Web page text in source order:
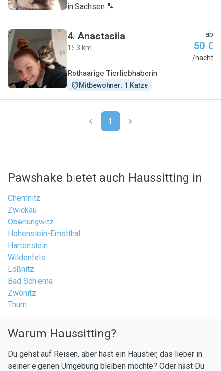
in Sachsen 🐾
A
4. Anastasiia
15.3 km
ab
50 €
/nacht
Rothaarige Tierliebhaberin
Mitbewohner: 1 Katze
1
Pawshake bietet auch Haussitting in
Chemnitz
Zwickau
Oberlungwitz
Hohenstein-Ernstthal
Hartenstein
Wildenfels
Lößnitz
Bad Schlema
Zwönitz
Thum
Warum Haussitting?
Du gehst auf Reisen, aber hast ein Haustier, das lieber in
seiner eigenen Umgebung bleiben möchte? Oder hast Du